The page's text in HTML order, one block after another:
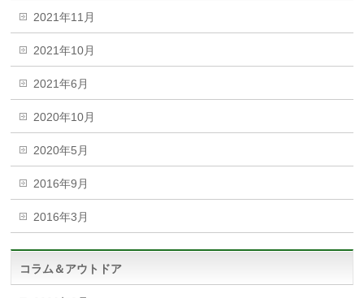
2021年11月
2021年10月
2021年6月
2020年10月
2020年5月
2016年9月
2016年3月
コラム＆アウトドア